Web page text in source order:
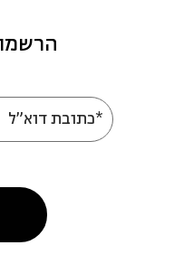
חבורת
*כתובת דוא"ל